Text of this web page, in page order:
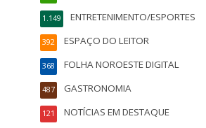
ENTRETENIMENTO/ESPORTES
1.149
ESPAÇO DO LEITOR
392
FOLHA NOROESTE DIGITAL
368
GASTRONOMIA
487
NOTÍCIAS EM DESTAQUE
121